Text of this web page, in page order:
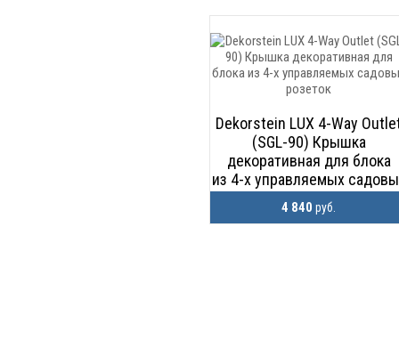
Dekorstein LUX 4-Way
(SGL-90) Крышка
декоративная для блока
из 4-х управляемых
розеток
4 840руб.